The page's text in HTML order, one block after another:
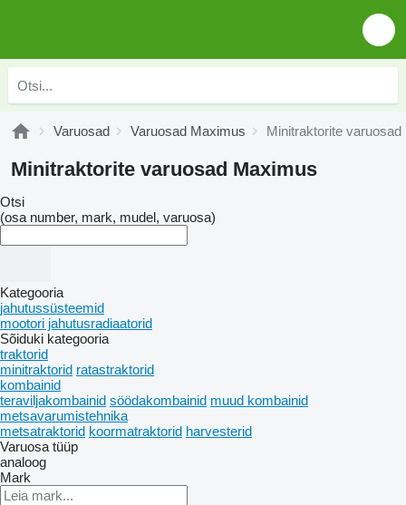
Varuosad Varuosad Maximus Minitraktorite
Minitraktorite varuosad Maximus
Otsi
(osa number, mark, mudel, varuosa)
Kategooria
jahutussüsteemid
mootori jahutusradiaatorid
Sõiduki kategooria
traktorid
minitraktorid ratastraktorid
kombainid
teraviljakombainid söödakombainid muud kombainid
metsavarumistehnika
metsatraktorid koormatraktorid harvesterid
Varuosa tüüp
analoog
Mark